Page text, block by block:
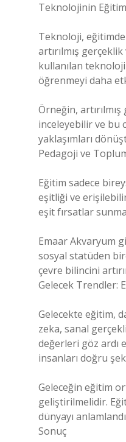
Teknolojinin
Teknoloji,
artırılmış
kullanılan
öğrenmeyi daha
Örneğin,
inceleyebilir ve bu
yaklaşımları
Pedagoji ve
Eğitim sadece
eşitliği ve
eşit fırsatlar
Emaar Akvaryum
sosyal statüden
çevre bilincini
Gelecek Trendler:
Gelecekte eğitim,
zeka, sanal
değerleri göz ardı
insanları doğru
Geleceğin eğitim
geliştirilmelidir.
dünyayı
Sonuç